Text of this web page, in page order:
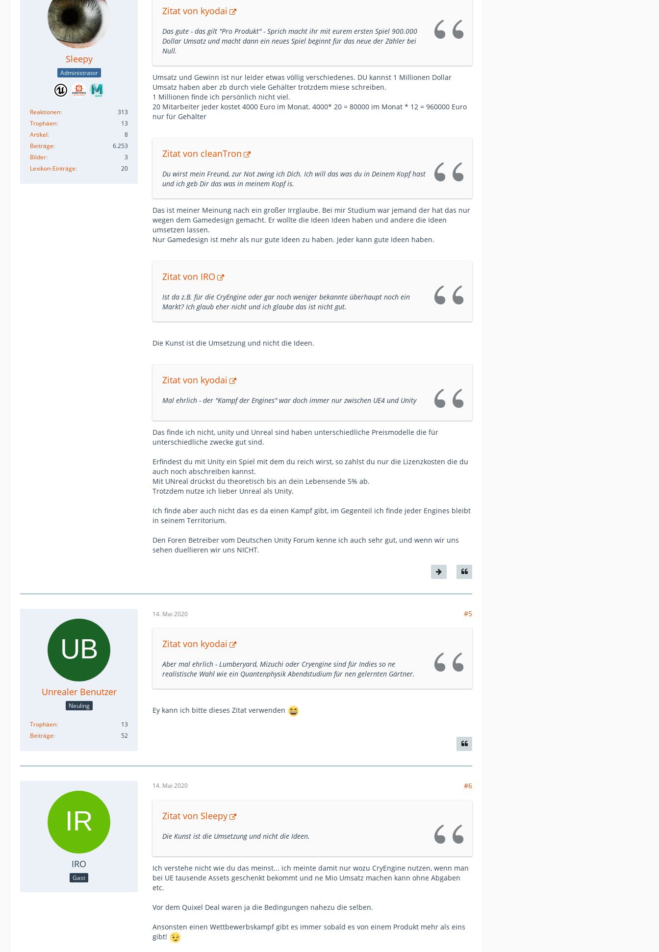
Sleepy
Administrator
Reaktionen
313
Trophäen
13
Artikel
8
Beiträge
6.253
Bilder
3
Lexikon-Einträge
20
Zitat von kyodai
Das gute - das gilt "Pro Produkt" - Sprich macht ihr mit eurem ersten Spiel 900.000
Dollar Umsatz und macht dann ein neues Spiel beginnt für das neue der Zähler bei
Null.
Umsatz und Gewinn ist nur leider etwas völlig verschiedenes. DU kannst 1 Millionen Dollar
Umsatz haben aber zb durch viele Gehälter trotzdem miese schreiben.
1 Millionen finde ich persönlich nicht viel.
20 Mitarbeiter jeder kostet 4000 Euro im Monat. 4000* 20 = 80000 im Monat * 12 = 960000 Euro
nur für Gehälter
Zitat von cleanTron
Du wirst mein Freund, zur Not zwing ich Dich. Ich will das was du in Deinem Kopf hast
und ich geb Dir das was in meinem Kopf is.
Das ist meiner Meinung nach ein großer Irrglaube. Bei mir Studium war jemand der hat das nur
wegen dem Gamedesign gemacht. Er wollte die Ideen Ideen haben und andere die Ideen
umsetzen lassen.
Nur Gamedesign ist mehr als nur gute Ideen zu haben. Jeder kann gute Ideen haben.
Zitat von IRO
Ist da z.B. für die CryEngine oder gar noch weniger bekannte überhaupt noch ein
Markt? Ich glaub eher nicht und ich glaube das ist nicht gut.
Die Kunst ist die Umsetzung und nicht die Ideen.
Zitat von kyodai
Mal ehrlich - der "Kampf der Engines" war doch immer nur zwischen UE4 und Unity
Das finde ich nicht, unity und Unreal sind haben unterschiedliche Preismodelle die für
unterschiedliche zwecke gut sind.
Erfindest du mit Unity ein Spiel mit dem du reich wirst, so zahlst du nur die Lizenzkosten die du
auch noch abschreiben kannst.
Mit UNreal drückst du theoretisch bis an dein Lebensende 5% ab.
Trotzdem nutze ich lieber Unreal als Unity.
Ich finde aber auch nicht das es da einen Kampf gibt, im Gegenteil ich finde jeder Engines bleibt
in seinem Territorium.
Den Foren Betreiber vom Deutschen Unity Forum kenne ich auch sehr gut, und wenn wir uns
sehen duellieren wir uns NICHT.
Unrealer Benutzer
Neuling
Trophäen
13
Beiträge
52
14. Mai 2020 #5
Zitat von kyodai
Aber mal ehrlich - Lumberyard, Mizuchi oder Cryengine sind für Indies so ne
realistische Wahl wie ein Quantenphysik Abendstudium für nen gelernten Gärtner.
Ey kann ich bitte dieses Zitat verwenden
IRO
Gast
14. Mai 2020 #6
Zitat von Sleepy
Die Kunst ist die Umsetzung und nicht die Ideen.
Ich verstehe nicht wie du das meinst... ich meinte damit nur wozu CryEngine nutzen, wenn man
bei UE tausende Assets geschenkt bekommt und ne Mio Umsatz machen kann ohne Abgaben
etc.
Vor dem Quixel Deal waren ja die Bedingungen nahezu die selben.
Ansonsten einen Wettbewerbskampf gibt es immer sobald es von einem Produkt mehr als eins
gibt!